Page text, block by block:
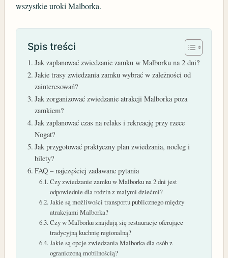
wszystkie uroki Malborka.
Spis treści
Jak zaplanować zwiedzanie zamku w Malborku na 2 dni?
Jakie trasy zwiedzania zamku wybrać w zależności od
zainteresowań?
Jak zorganizować zwiedzanie atrakcji Malborka poza
zamkiem?
Jak zaplanować czas na relaks i rekreację przy rzece
Nogat?
Jak przygotować praktyczny plan zwiedzania, nocleg i
bilety?
FAQ – najczęściej zadawane pytania
Czy zwiedzanie zamku w Malborku na 2 dni jest
odpowiednie dla rodzin z małymi dziećmi?
Jakie są możliwości transportu publicznego między
atrakcjami Malborka?
Czy w Malborku znajdują się restauracje oferujące
tradycyjną kuchnię regionalną?
Jakie są opcje zwiedzania Malborka dla osób z
ograniczoną mobilnością?